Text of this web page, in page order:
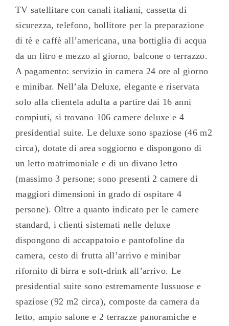
TV satellitare con canali italiani, cassetta di
sicurezza, telefono, bollitore per la preparazione
di tè e caffè all’americana, una bottiglia di acqua
da un litro e mezzo al giorno, balcone o terrazzo.
A pagamento: servizio in camera 24 ore al giorno
e minibar. Nell’ala Deluxe, elegante e riservata
solo alla clientela adulta a partire dai 16 anni
compiuti, si trovano 106 camere deluxe e 4
presidential suite. Le deluxe sono spaziose (46 m2
circa), dotate di area soggiorno e dispongono di
un letto matrimoniale e di un divano letto
(massimo 3 persone; sono presenti 2 camere di
maggiori dimensioni in grado di ospitare 4
persone). Oltre a quanto indicato per le camere
standard, i clienti sistemati nelle deluxe
dispongono di accappatoio e pantofoline da
camera, cesto di frutta all’arrivo e minibar
rifornito di birra e soft-drink all’arrivo. Le
presidential suite sono estremamente lussuose e
spaziose (92 m2 circa), composte da camera da
letto, ampio salone e 2 terrazze panoramiche e